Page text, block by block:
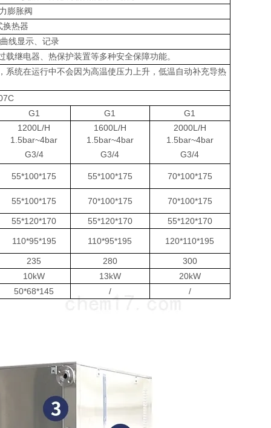
膨胀阀
换热器
线显示、记录
继电器、热保护装置等多种安全保障功能。
统在运行中不会因为高温使压力上升，低温自动补充导热
G1
G1
G1
1200L/H
1.5bar~4bar
G3/4
1600L/H
1.5bar~4bar
G3/4
2000L/H
1.5bar~4bar
G3/4
55*100*175 55*100*175 70*100*175
55*100*175 70*100*175 70*100*175
55*120*170 55*120*170 55*120*170
110*95*195 110*95*195 120*110*195
235 280
300
10kW
13kW
20kW
50*68*145
/ /